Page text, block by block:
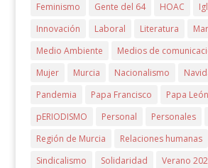
Feminismo
Gente del 64 HOAC
Innovación
Laboral Literatura
Medio Ambiente
Medios de
Mujer
Murcia Nacionalismo
Pandemia
Papa Francisco
Papa
pERIODISMO
Personal Personales
Región de Murcia
Relaciones humanas
Sindicalismo
Solidaridad
Verano